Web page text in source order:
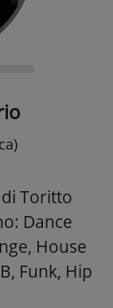
Toritto
Dance
House
Funk, Hip